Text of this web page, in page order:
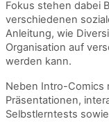
Fokus stehen dabei
verschiedenen
Anleitung, wie
Organisation auf
werden kann.
Neben Intro-Comics
Präsentationen,
Selbstlerntests